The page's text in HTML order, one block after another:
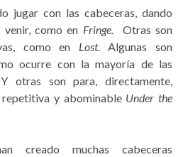
jugar con las cabeceras, dando
como en Fringe.
Otras son
como en Lost. Algunas son
ocurre con la mayoría de las
Y otras son para, directamente,
y abominable Under the
creado muchas cabeceras